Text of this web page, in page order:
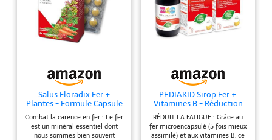
Salus Floradix Fer +
Plantes - Formule Capsule
Anti-Fatigue Riche en Fer
- Enrichi en Vitamine C
pour une Bonne
Combat la carence en fer : Le fer
est un minéral essentiel dont
nous sommes bien souvent
PEDIAKID Sirop Fer +
Vitamines B - Réduction
Fatigue Bébé/Enfant
125ml x2
RÉDUIT LA FATIGUE : Grâce au
fer microencapsulé (5 fois mieux
assimilé) et aux vitamines B, ce